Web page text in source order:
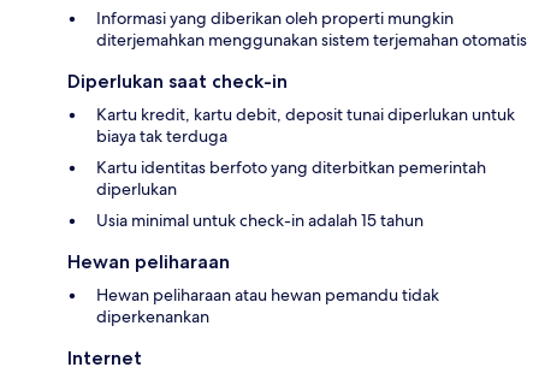
Informasi yang diberikan oleh properti mungkin
diterjemahkan menggunakan sistem terjemahan otomatis
Diperlukan saat check-in
Kartu kredit, kartu debit, deposit tunai diperlukan untuk
biaya tak terduga
Kartu identitas berfoto yang diterbitkan pemerintah
diperlukan
Usia minimal untuk check-in adalah 15 tahun
Hewan peliharaan
Hewan peliharaan atau hewan pemandu tidak
diperkenankan
Internet